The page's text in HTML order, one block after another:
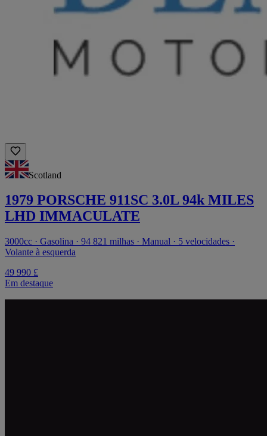
Scotland
1979 PORSCHE 911SC 3.0L 94k MILES
LHD IMMACULATE
3000cc · Gasolina · 94 821 milhas · Manual · 5 velocidades ·
Volante à esquerda
49 990 £
Em destaque